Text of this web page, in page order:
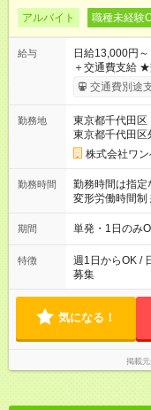
アルバイト 職種未経験
給与
日給13,000円～
＋交通費支給 ★交通費全額支給！ ┗案件により規定あり ★日払
いOK！（規定
ンビニATMから 日
交通費別途
勤務地
東京都千代田区
東京都千代田区
株式会社ワ
勤務時間
勤務時間は指定
変形労働時間制 想定労
～21：00
期間 単発・1日のみ
特徴
週1日からOK /
募集
気になる！
掲載